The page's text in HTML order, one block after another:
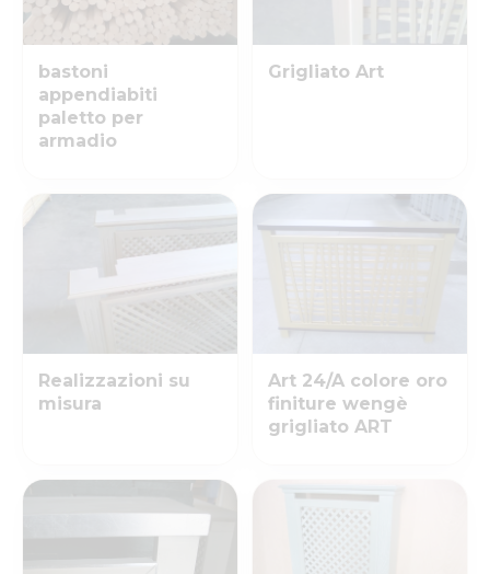
bastoni
appendiabiti
paletto per
armadio
Grigliato Art
Realizzazioni su
misura
Art 24/A colore oro
finiture wengè
grigliato ART